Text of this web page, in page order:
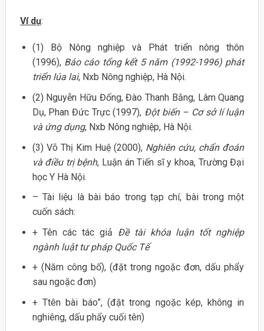
Ví dụ:
(1) Bộ Nông nghiệp và Phát triển nông thôn
(1996), Báo cáo tổng kết 5 năm (1992-1996) phát
triển lúa lai, Nxb Nông nghiệp, Hà Nội.
(2) Nguyễn Hữu Đống, Đào Thanh Bằng, Lâm Quang
Dụ, Phan Đức Trực (1997), Đột biến – Cơ sở lí luận
và ứng dụng, Nxb Nông nghiệp, Hà Nội.
(3) Võ Thị Kim Huệ (2000), Nghiên cứu, chẩn đoán
và điều trị bệnh, Luận án Tiến sĩ y khoa, Trường Đại
học Y Hà Nội.
– Tài liệu là bài báo trong tạp chí, bài trong một
cuốn sách:
+ Tên các tác giả Đề tài khóa luận tốt nghiệp
ngành luật tư pháp Quốc Tế
+ (Năm công bố), (đặt trong ngoặc đơn, dấu phẩy
sau ngoặc đơn)
+ Ttên bài báo”, (đặt trong ngoặc kép, không in
nghiêng, dấu phẩy cuối tên)